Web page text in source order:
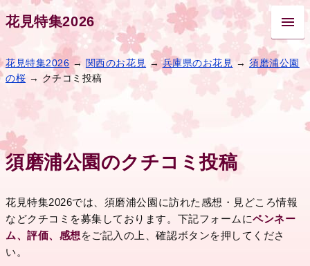
花見特集2026
花見特集2026 → 関西のお花見 →兵庫県のお花見 →須磨浦公園
の桜 → クチコミ投稿
須磨浦公園のクチコミ投稿
花見特集2026では、須磨浦公園に訪れた感想・見どころ情報
などクチコミを募集しております。下記フォームにペンネー
ム、評価、感想 をご記入の上、確認ボタンを押してくださ
い。